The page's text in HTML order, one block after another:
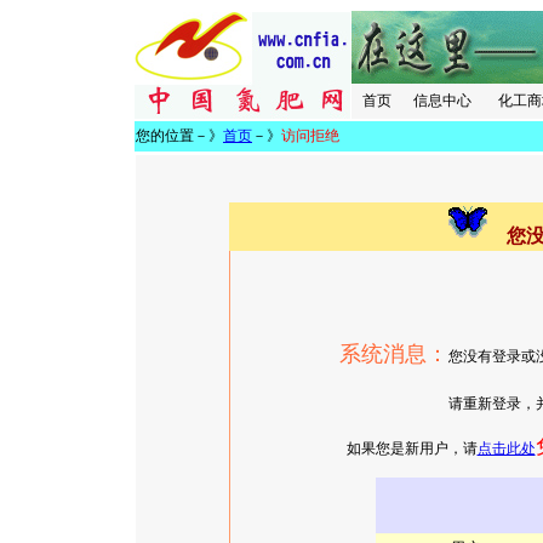
首页 信息中心 化工
您的位置－》 首页 －》 访问拒绝
您
系统消息： 您没有登录或
请重新登录，并确认有相
如果您是新用户，请点击此处